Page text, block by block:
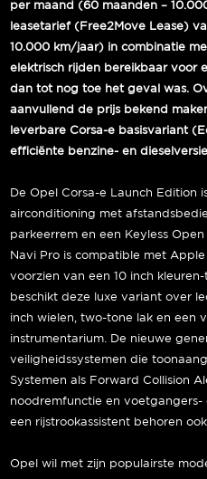
per maand (60 maanden –
leasetarief (Free2Move Lease)
10.000 km/jaar) in combinatie
elektrisch rijden bereikbaar voor
dan tot nog toe het geval was.
aanvullend de prijs bekend
leverbare Corsa-e basisvariant
efficiënte benzine- en
De Opel Corsa-e Launch Edition
airconditioning met
parkeerrem en een Keyless
Navi Pro is compatible met
voorzien van een 10 inch
beschikt deze luxe variant over
inch wielen, two-tone lak en een
instrumentarium. De nieuwe
veiligheidssystemen die
Systemen als Forward Collision
noodremfunctie en voetgangers-
een rijstrookassistent behoren
Opel wil met zijn populairste